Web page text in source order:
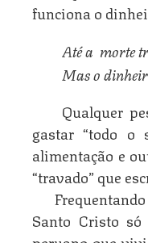
funciona o
Até a  morte
Mas o
Qualquer
gastar “todo o
alimentação e
“travado” que
Santo Cristo